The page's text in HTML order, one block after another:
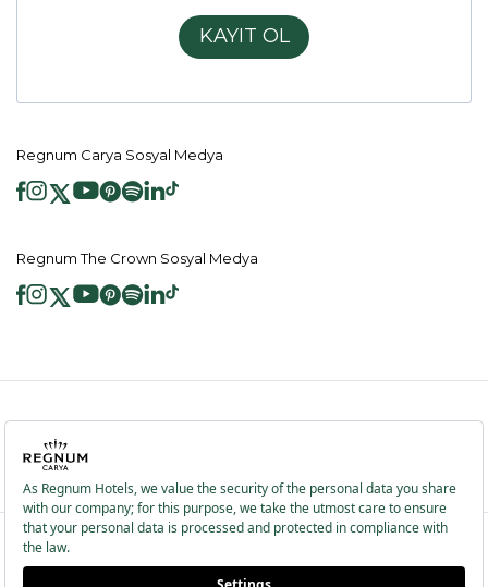
KAYIT OL
Regnum Carya Sosyal Medya
Regnum The Crown Sosyal Medya
2026 ® Regnum Hotels. Tüm hakları saklıdır.